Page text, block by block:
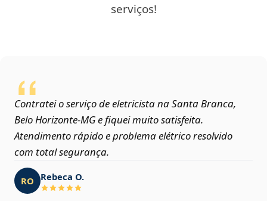
serviços!
Contratei o serviço de eletricista na Santa Branca,
Belo Horizonte‑MG e fiquei muito satisfeita.
Atendimento rápido e problema elétrico resolvido
com total segurança.
RO Rebeca O.